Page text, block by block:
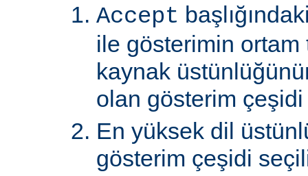
Accept
ile gösterimin
kaynak
olan gösterim
En yüksek dil
gösterim çeşidi